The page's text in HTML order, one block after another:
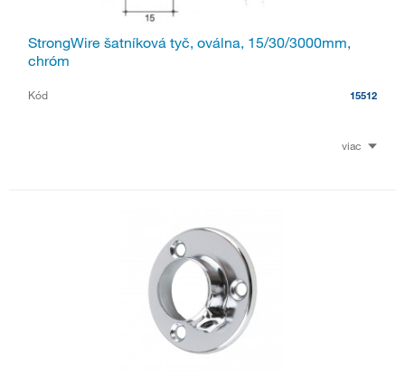
StrongWire šatníková tyč, oválna, 15/30/3000mm,
chróm
Kód 15512
viac